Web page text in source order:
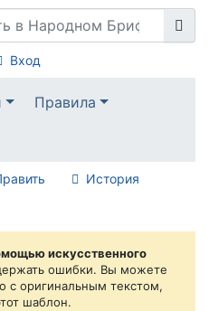
Вход
Правила
История
искусственного
ошибки. Вы можете
с оригинальным текстом,
шаблон.